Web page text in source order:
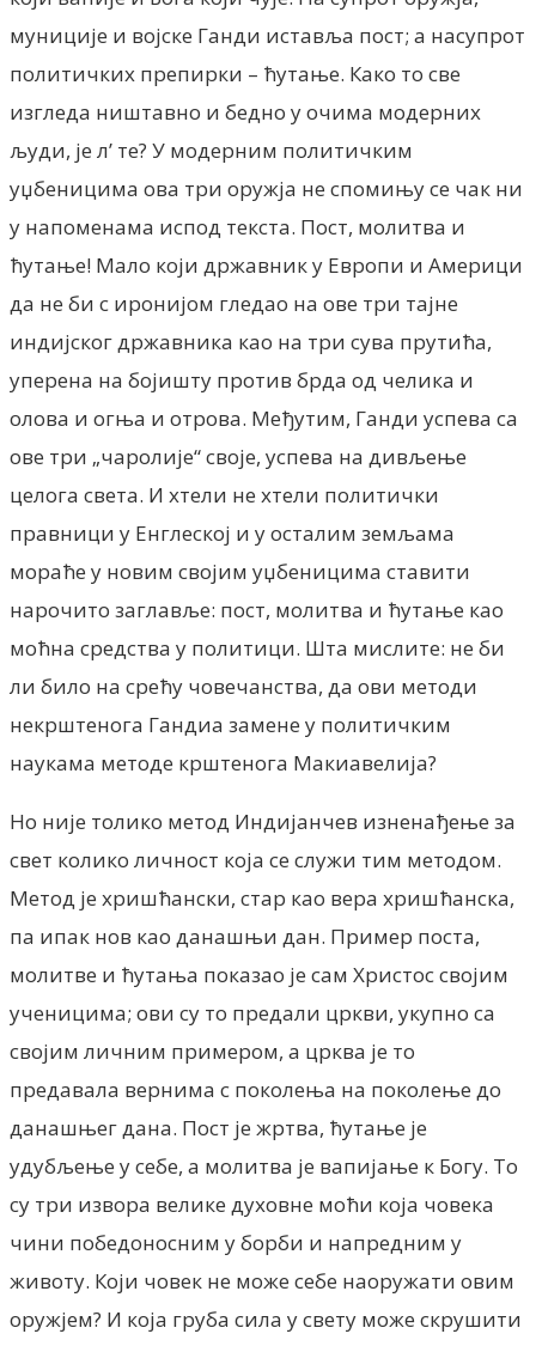
муниције и војске Ганди иставља пост; а насупрот
политичких препирки – ћутање. Како то све
изгледа ништавно и бедно у очима модерних
људи, је л’ те? У модерним политичким
уџбеницима ова три оружја не спомињу се чак ни
у напоменама испод текста. Пост, молитва и
ћутање! Мало који државник у Европи и Америци
да не би с иронијом гледао на ове три тајне
индијског државника као на три сува прутића,
уперена на бојишту против брда од челика и
олова и огња и отрова. Међутим, Ганди успева са
ове три „чаролије“ своје, успева на дивљење
целога света. И хтели не хтели политички
правници у Енглеској и у осталим земљама
мораће у новим својим уџбеницима ставити
нарочито заглавље: пост, молитва и ћутање као
моћна средства у политици. Шта мислите: не би
ли било на срећу човечанства, да ови методи
некрштенога Гандиа замене у политичким
наукама методе крштенога Макиавелија?
Но није толико метод Индијанчев изненађење за
свет колико личност која се служи тим методом.
Метод је хришћански, стар као вера хришћанска,
па ипак нов као данашњи дан. Пример поста,
молитве и ћутања показао је сам Христос својим
ученицима; ови су то предали цркви, укупно са
својим личним примером, а црква је то
предавала вернима с поколења на поколење до
данашњег дана. Пост је жртва, ћутање је
удубљење у себе, а молитва је вапијање к Богу. То
су три извора велике духовне моћи која човека
чини победоносним у борби и напредним у
животу. Који човек не може себе наоружати овим
оружјем? И која груба сила у свету може скрушити